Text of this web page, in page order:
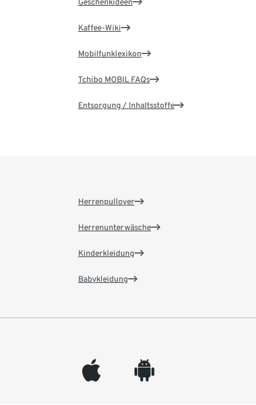
Kaffee-Wiki
Mobilfunklexikon
Tchibo MOBIL FAQs
Entsorgung / Inhaltsstoffe
Herrenpullover
Herrenunterwäsche
Kinderkleidung
Babykleidung
appleinc android